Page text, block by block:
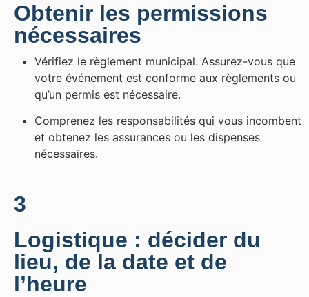
Obtenir les permissions
nécessaires
Vérifiez le règlement municipal. Assurez-vous que
votre événement est conforme aux règlements ou
qu’un permis est nécessaire.
Comprenez les responsabilités qui vous incombent
et obtenez les assurances ou les dispenses
nécessaires.
3
Logistique : décider du
lieu, de la date et de
l’heure